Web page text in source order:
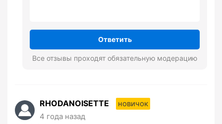
Ответить
Все отзывы проходят обязательную модерацию
RHODANOISETTE
новичок
4 года назад